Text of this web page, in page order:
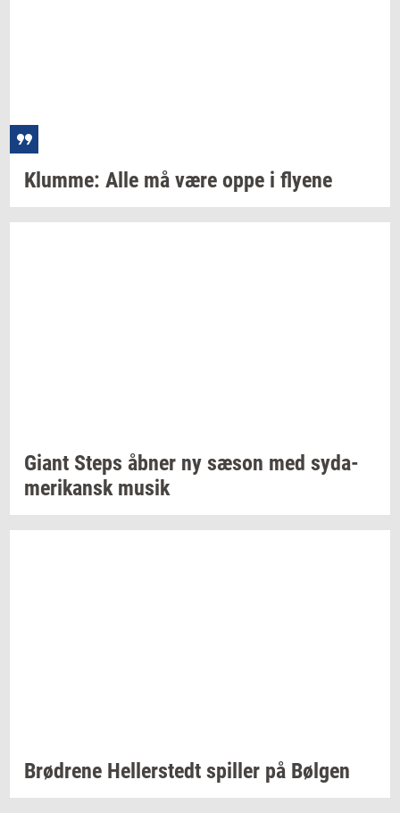
Klum­me: Alle må være oppe i fly­e­ne
Giant Steps åbner ny sæson med sy­da­
me­ri­kanskmusik
Brød­re­ne Hel­ler­stedt spil­ler på Bøl­gen